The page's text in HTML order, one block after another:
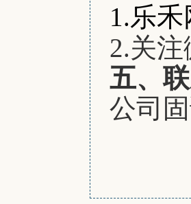
1.乐
2.关
五、
公司